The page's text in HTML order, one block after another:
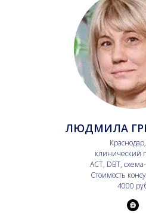
ЛЮДМИЛА
клинический
ACT, DBT,
Стоимость
4000